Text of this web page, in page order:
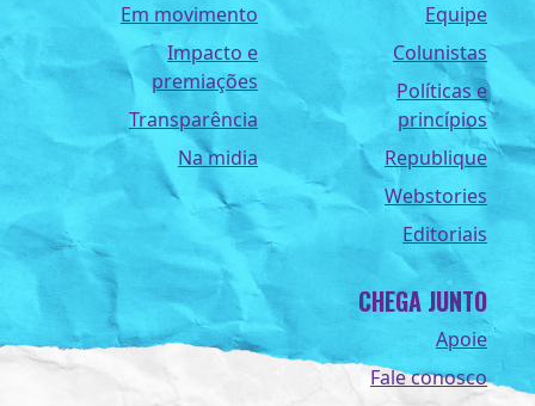
Em movimento
Impacto e
premiações
Transparência
Na midia
Equipe
Colunistas
Políticas e
princípios
Republique
Webstories
Editoriais
CHEGA JUNTO
Apoie
Fale conosco